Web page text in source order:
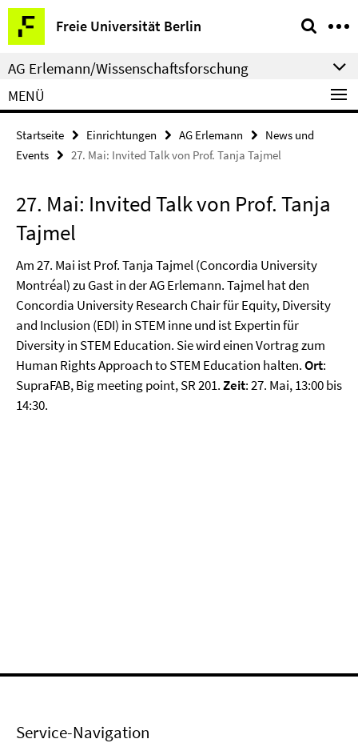
Springe
direkt
zu
Inhalt
Freie Universität Berlin
Service-
Navigation
AG Erlemann/Wissenschaftsforschung
MENÜ
Startseite Einrichtungen AG Erlemann
News und
Events
27. Mai: Invited Talk von Prof. Tanja Tajmel
27. Mai: Invited Talk von Prof. Tanja
Tajmel
Am 27. Mai ist Prof. Tanja Tajmel (Concordia University
Montréal) zu Gast in der AG Erlemann. Tajmel hat den
Concordia University Research Chair für Equity, Diversity
and Inclusion (EDI) in STEM inne und ist Expertin für
Diversity in STEM Education. Sie wird einen Vortrag zum
Human Rights Approach to STEM Education halten.Ort:
SupraFAB, Big meeting point, SR 201.Zeit: 27. Mai, 13:00 bis
14:30.
Service-Navigation